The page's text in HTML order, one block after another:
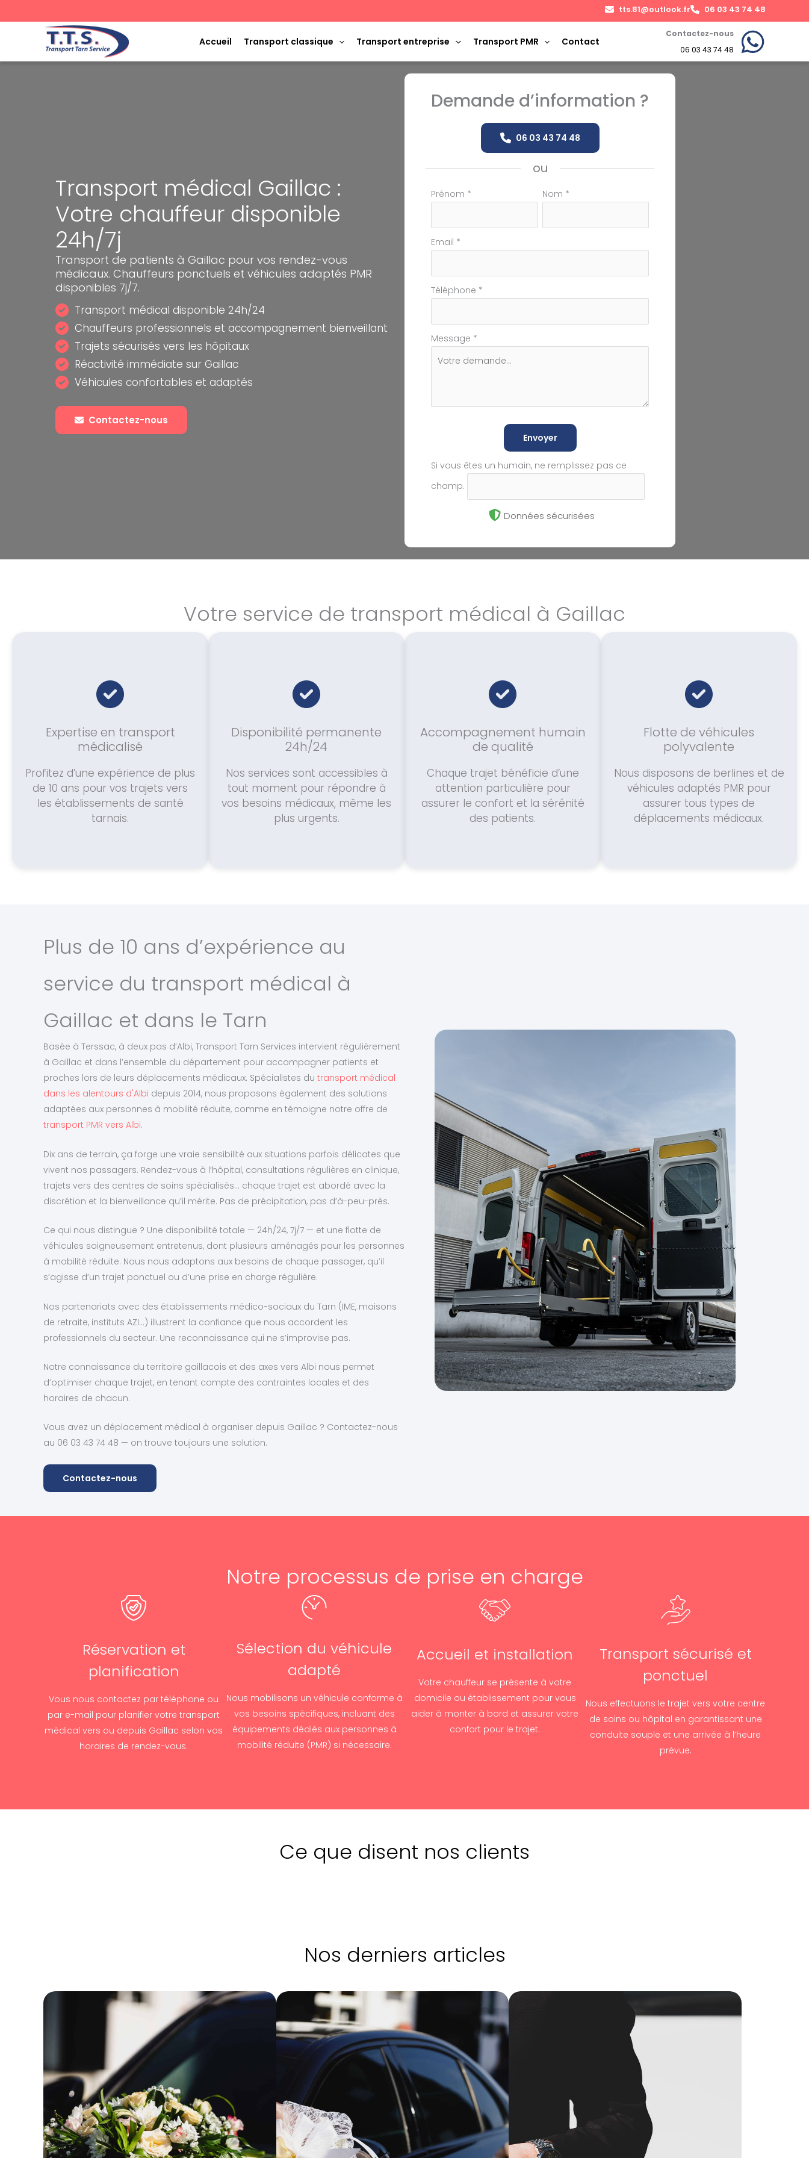
au
tts.81@outlook.fr 06 03 43 74 48
Accueil Transport classique Transport entreprise Transport PMR Contact
Contactez-nous
06 03 43 74 48
Transport médical Gaillac :
Votre chauffeur disponible
24h/7j
Transport de patients à Gaillac pour vos rendez-vous
médicaux. Chauffeurs ponctuels et véhicules adaptés PMR
disponibles 7j/7.
Transport médical disponible 24h/24
Chauffeurs professionnels et accompagnement bienveillant
Trajets sécurisés vers les hôpitaux
Réactivité immédiate sur Gaillac
Véhicules confortables et adaptés
Contactez-nous
Demande d’information ?
06 03 43 74 48
ou
Formulaire
téléphone
Prénom * Nom *
Email *
Téléphone *
Message *
Envoyer
Si vous êtes un humain, ne remplissez pas ce
champ.
Données sécurisées
Votre service de transport médical à Gaillac
Expertise en transport
médicalisé
Profitez d’une expérience de plus
de 10 ans pour vos trajets vers
les établissements de santé
tarnais.
Disponibilité permanente
24h/24
Nos services sont accessibles à
tout moment pour répondre à
vos besoins médicaux, même les
plus urgents.
Accompagnement humain
de qualité
Chaque trajet bénéficie d’une
attention particulière pour
assurer le confort et la sérénité
des patients.
Flotte de véhicules
polyvalente
Nous disposons de berlines et de
véhicules adaptés PMR pour
assurer tous types de
déplacements médicaux.
Plus de 10 ans d’expérience au
service du transport médical à
Gaillac et dans le Tarn
Basée à Terssac, à deux pas d’Albi, Transport Tarn Services intervient régulièrement
à Gaillac et dans l’ensemble du département pour accompagner patients et
proches lors de leurs déplacements médicaux. Spécialistes du transport médical
dans les alentours d'Albi depuis 2014, nous proposons également des solutions
adaptées aux personnes à mobilité réduite, comme en témoigne notre offre de
transport PMR vers Albi.
Dix ans de terrain, ça forge une vraie sensibilité aux situations parfois délicates que
vivent nos passagers. Rendez-vous à l’hôpital, consultations régulières en clinique,
trajets vers des centres de soins spécialisés… chaque trajet est abordé avec la
discrétion et la bienveillance qu’il mérite. Pas de précipitation, pas d’à-peu-près.
Ce qui nous distingue ? Une disponibilité totale — 24h/24, 7j/7 — et une flotte de
véhicules soigneusement entretenus, dont plusieurs aménagés pour les personnes
à mobilité réduite. Nous nous adaptons aux besoins de chaque passager, qu’il
s’agisse d’un trajet ponctuel ou d’une prise en charge régulière.
Nos partenariats avec des établissements médico-sociaux du Tarn (IME, maisons
de retraite, instituts AZI…) illustrent la confiance que nous accordent les
professionnels du secteur. Une reconnaissance qui ne s’improvise pas.
Notre connaissance du territoire gaillacois et des axes vers Albi nous permet
d’optimiser chaque trajet, en tenant compte des contraintes locales et des
horaires de chacun.
Vous avez un déplacement médical à organiser depuis Gaillac ? Contactez-nous
au 06 03 43 74 48 — on trouve toujours une solution.
Contactez-nous
Notre processus de prise en charge
Réservation et
planification
Vous nous contactez par téléphone ou
par e-mail pour planifier votre transport
médical vers ou depuis Gaillac selon vos
horaires de rendez-vous.
Sélection du véhicule
adapté
Nous mobilisons un véhicule conforme à
vos besoins spécifiques, incluant des
équipements dédiés aux personnes à
mobilité réduite (PMR) si nécessaire.
Accueil et installation
Votre chauffeur se présente à votre
domicile ou établissement pour vous
aider à monter à bord et assurer votre
confort pour le trajet.
Transport sécurisé et
ponctuel
Nous effectuons le trajet vers votre centre
de soins ou hôpital en garantissant une
conduite souple et une arrivée à l’heure
prévue.
Ce que disent nos clients
Nos derniers articles